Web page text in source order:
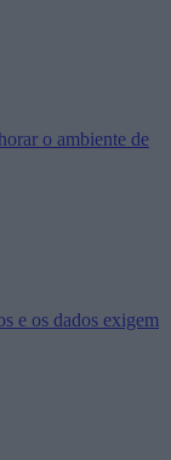
o ambiente de
e os dados exigem